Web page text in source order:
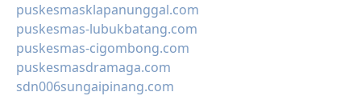
puskesmasklapanunggal.com
puskesmas-lubukbatang.com
puskesmas-cigombong.com
puskesmasdramaga.com
sdn006sungaipinang.com